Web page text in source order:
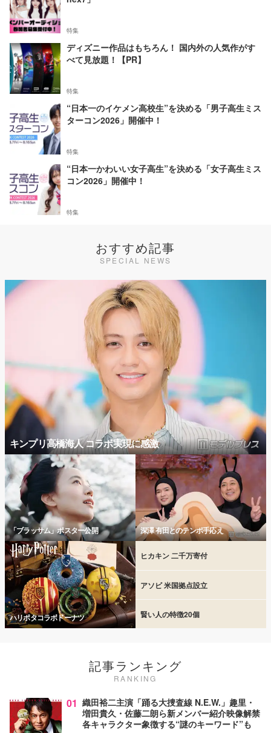
特集
ディズニー作品はもちろん！ 国内外の人気作がす
べて見放題！【PR】
特集
“日本一のイケメン高校生”を決める「男子高生ミス
ターコン2026」開催中！
特集
“日本一かわいい女子高生”を決める「女子高生ミス
コン2026」開催中！
特集
おすすめ記事
SPECIAL NEWS
キンプリ高橋海人 コラボ実現に感激
「ブラッサム」ポスター公開 深澤 有田とのテンポ手応え
ハリポタコラボドーナツ
ヒカキン 二千万寄付
アソビ 米国拠点設立
賢い人の特徴20個
記事ランキング
RANKING
01 織田裕二主演「踊る大捜査線 N.E.W.」趣里・
増田貴久・佐藤二朗ら新メンバー紹介映像解禁
各キャラクター象徴する“謎のキーワード”も